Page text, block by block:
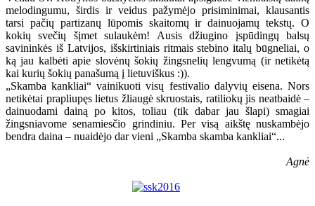
melodingumu, širdis ir veidus pažymėjo prisiminimai, klausantis
tarsi pačių partizanų lūpomis skaitomų ir dainuojamų tekstų. O
kokių svečių šįmet sulaukėm! Ausis džiugino įspūdingų balsų
savininkės iš Latvijos, išskirtiniais ritmais stebino italų būgneliai, o
ką jau kalbėti apie slovėnų šokių žingsnelių lengvumą (ir netikėtą
kai kurių šokių panašumą į lietuviškus :)).
„Skamba kankliai“ vainikuoti visų festivalio dalyvių eisena. Nors
netikėtai prapliupęs lietus žliaugė skruostais, ratiliokų jis neatbaidė –
dainuodami dainą po kitos, toliau (tik dabar jau šlapi) smagiai
žingsniavome senamiesčio grindiniu. Per visą aikštę nuskambėjo
bendra daina – nuaidėjo dar vieni „Skamba skamba kankliai“...
Agnė